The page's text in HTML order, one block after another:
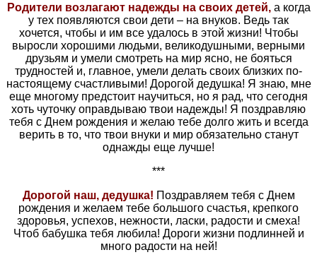
Родители возлагают надежды на своих детей,а когда
у тех появляются свои дети – на внуков. Ведь так
хочется, чтобы и им все удалось в этой жизни! Чтобы
выросли хорошими людьми, великодушными, верными
друзьям и умели смотреть на мир ясно, не бояться
трудностей и, главное, умели делать своих близких по-
настоящему счастливыми! Дорогой дедушка! Я знаю, мне
еще многому предстоит научиться, но я рад, что сегодня
хоть чуточку оправдываю твои надежды! Я поздравляю
тебя с Днем рождения и желаю тебе долго жить и всегда
верить в то, что твои внуки и мир обязательно станут
однажды еще лучше!
***
Дорогой наш, дедушка! Поздравляем тебя с Днем
рождения и желаем тебе большого счастья, крепкого
здоровья, успехов, нежности, ласки, радости и смеха!
Чтоб бабушка тебя любила! Дороги жизни подлинней и
много радости на ней!